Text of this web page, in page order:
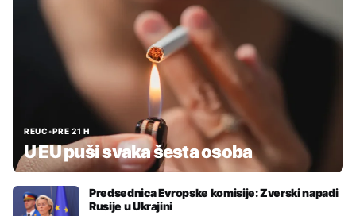
REUC•PRE 21 H
U EU puši svaka šesta osoba
Predsednica Evropske komisije: Zverski napadi
Rusije u Ukrajini